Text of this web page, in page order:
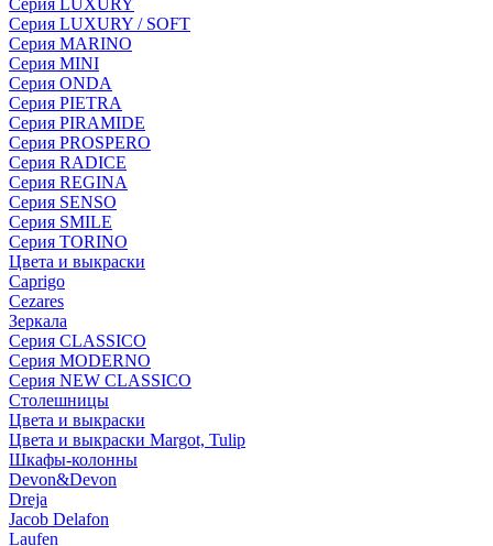
Серия LUXURY
Серия LUXURY / SOFT
Серия MARINO
Серия MINI
Серия ONDA
Серия PIETRA
Серия PIRAMIDE
Серия PROSPERO
Серия RADICE
Серия REGINA
Серия SENSO
Серия SMILE
Серия TORINO
Цвета и выкраски
Caprigo
Cezares
Зеркала
Серия CLASSICO
Серия MODERNO
Серия NEW CLASSICO
Столешницы
Цвета и выкраски
Цвета и выкраски Margot, Tulip
Шкафы-колонны
Devon&Devon
Dreja
Jacob Delafon
Laufen